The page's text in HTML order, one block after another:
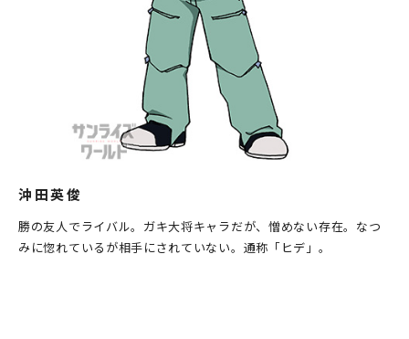
沖田英俊
勝の友人でライバル。ガキ大将キャラだが、憎めない存在。なつ
みに惚れているが相手にされていない。通称「ヒデ」。